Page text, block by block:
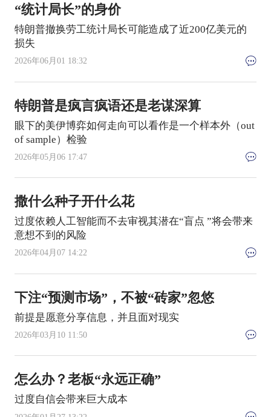
“统计局长”的身价
特朗普撤换劳工统计局长可能造成了近200亿美元的
损失
2026年06月01 18:32
特朗普是疯言疯语还是老谋深算
眼下的美伊博弈如何走向可以看作是一个样本外（out
of sample）检验
2026年05月06 17:47
撒什么种子开什么花
过度依赖人工智能而不去审视其潜在“盲点 ”将会带来
意想不到的风险
2026年04月07 14:22
下注“预测市场”，不被“砖家”忽悠
前提是愿意分享信息，并且面对现实
2026年03月10 11:50
怎么办？老板“永远正确”
过度自信会带来巨大成本